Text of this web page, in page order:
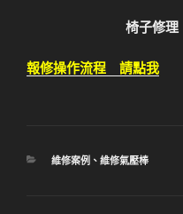
椅子修理
報修操作流程 請點我
分
維修案例、 維修氣壓棒